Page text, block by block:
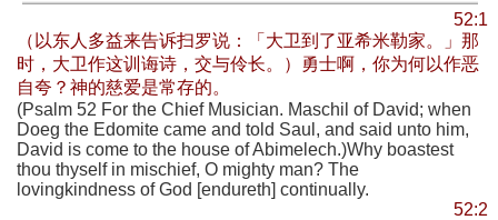
52:1
（以东人多益来告诉扫罗说：「大卫到了亚希米勒家。」那
时，大卫作这训诲诗，交与伶长。）勇士啊，你为何以作恶
自夸？神的慈爱是常存的。
(Psalm 52 For the Chief Musician. Maschil of David; when
Doeg the Edomite came and told Saul, and said unto him,
David is come to the house of Abimelech.)Why boastest
thou thyself in mischief, O mighty man? The
lovingkindness of God [endureth] continually.
52:2